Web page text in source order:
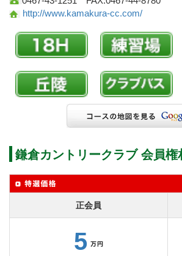
http://www.kamakura-cc.com/
鎌倉カントリークラブ 会員権
正会員
5